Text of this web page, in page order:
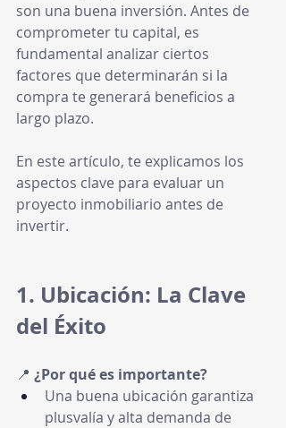
son una buena inversión. Antes de
comprometer tu capital, es
fundamental analizar ciertos
factores que determinarán si la
compra te generará beneficios a
largo plazo.
En este artículo, te explicamos los
aspectos clave para evaluar un
proyecto inmobiliario antes de
invertir.
1. Ubicación: La Clave
del Éxito
📍 ¿Por qué es importante?
Una buena ubicación garantiza
plusvalía y alta demanda de